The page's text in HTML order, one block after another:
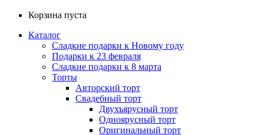
Корзина пуста
Каталог
Сладкие подарки к Новому году
Подарки к 23 февраля
Сладкие подарки к 8 марта
Торты
Авторский торт
Свадебный торт
Двухъярусный торт
Одноярусный торт
Оригинальный торт